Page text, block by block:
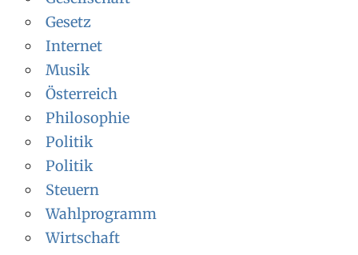
Gesetz
Internet
Musik
Österreich
Philosophie
Politik
Politik
Steuern
Wahlprogramm
Wirtschaft